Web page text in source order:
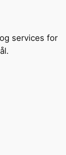
services for